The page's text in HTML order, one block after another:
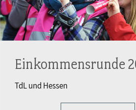
Einkommensrunde
TdL und Hessen